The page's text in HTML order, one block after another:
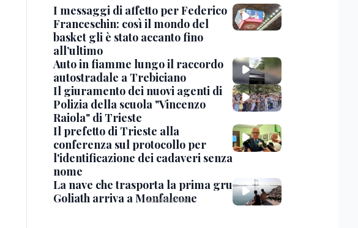
I messaggi di affetto per Federico
Franceschin: così il mondo del
basket gli è stato accanto fino
all’ultimo
Auto in fiamme lungo il raccordo
autostradale a Trebiciano
Il giuramento dei nuovi agenti di
Polizia della scuola "Vincenzo
Raiola" di Trieste
Il prefetto di Trieste alla
conferenza sul protocollo per
l'identificazione dei cadaveri senza
nome
La nave che trasporta la prima gru
Goliath arriva a Monfalcone